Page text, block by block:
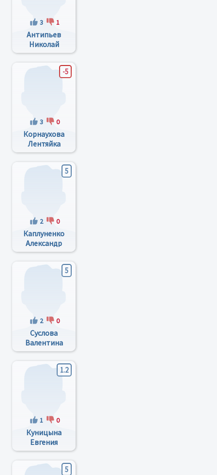
3 1
Антипьев
Николай
Петрович
-5
3 0
Корнаухова
Лентяйка
Лаботрясовна
5
2 0
Каплуненко
Александр
Михайлович
5
2 0
Суслова
Валентина
Васильевна
1.2
1 0
Куницына
Евгения
Юрьевна
5